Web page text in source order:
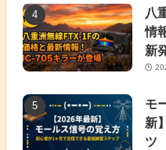
八
情
新
モ
新
ツ